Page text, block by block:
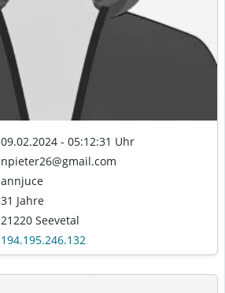
09.02.2024 - 05:12:31 Uhr
npieter26@gmail.com
annjuce
31 Jahre
21220 Seevetal
194.195.246.132